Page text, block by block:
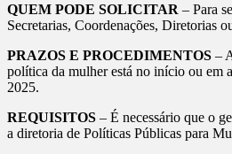
QUEM PODE SOLICITAR – Para
Secretarias, Coordenações, Diretorias
PRAZOS E PROCEDIMENTOS –
política da mulher está no início ou em
2025.
REQUISITOS – É necessário que o
a diretoria de Políticas Públicas para